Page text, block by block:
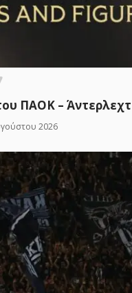
ΠΑΟΚ – Άντερλεχτ
2026